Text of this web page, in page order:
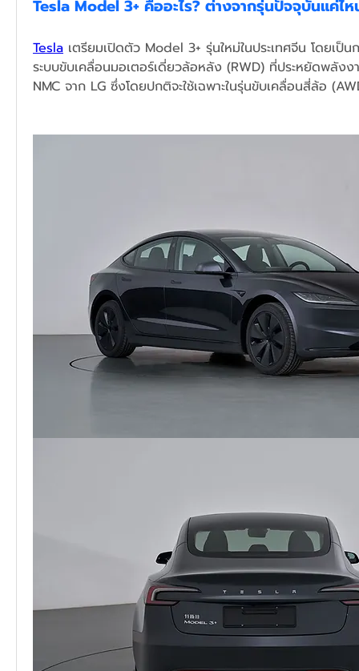
Tesla Model 3+ คืออะไร? ต่างจากรุ่นปัจจุบันแค่ไ
Tesla เตรียมเปิดตัว Model 3+ รุ่นใหม่ในประเทศจีน โดยเป็
ระบบขับเคลื่อนมอเตอร์เดี่ยวล้อหลัง (RWD) ที่ประหยัดพลัง
NMC จาก LG ซึ่งโดยปกติจะใช้เฉพาะในรุ่นขับเคลื่อนสี่ล้อ